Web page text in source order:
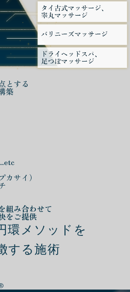
とする
築
サイ）
組み合わせて
をご提供
環メソッドを
する施術